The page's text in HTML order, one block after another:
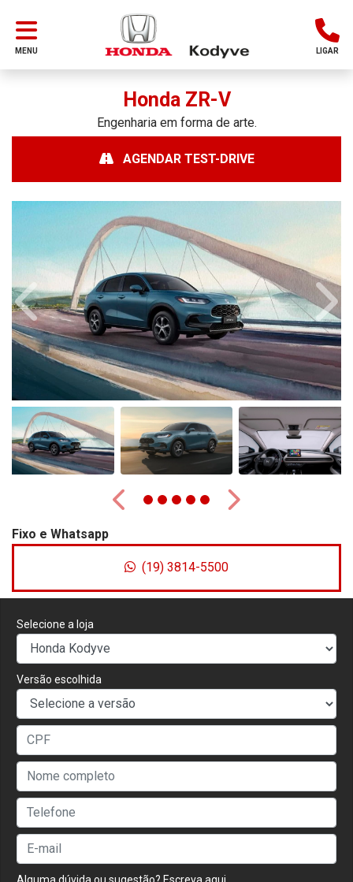
MENU LIGAR
HondaZR-V
Engenharia em forma de arte.
AGENDAR TEST-DRIVE
Selecione a loja
Versão escolhida
Alguma dúvida ou sugestão? Escreva aqui.
Anterior
Anterior
Próximo
Fixo e Whatsapp
(19) 3814-5500